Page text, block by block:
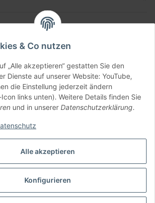
Alle akzeptieren
Konfigurieren
& Co nutzen
„Alle akzeptieren“ gestatten Sie den
Dienste auf unserer Website: YouTube,
die Einstellung jederzeit ändern
links unten). Weitere Details finden Sie
und in unserer Datenschutzerklärung.
Simplified. Worldwide. ( B2B Shop )
Vertrag widerrufen
USt., zzgl.Versand
© voltmaster.de
Powered byJTL-Shop